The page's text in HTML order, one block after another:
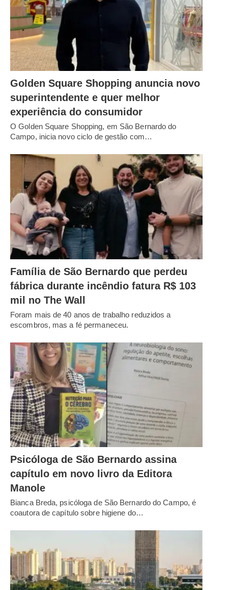
Golden Square Shopping anuncia novo
superintendente e quer melhor
experiência do consumidor
O Golden Square Shopping, em São Bernardo do
Campo, inicia novo ciclo de gestão com…
Família de São Bernardo que perdeu
fábrica durante incêndio fatura R$ 103
mil no The Wall
Foram mais de 40 anos de trabalho reduzidos a
escombros, mas a fé permaneceu.
Psicóloga de São Bernardo assina
capítulo em novo livro da Editora
Manole
Bianca Breda, psicóloga de São Bernardo do Campo, é
coautora de capítulo sobre higiene do…